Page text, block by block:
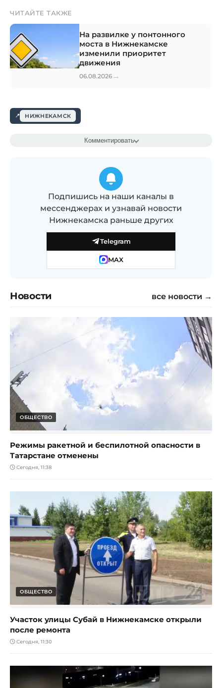
ЧИТАЙТЕ ТАКЖЕ
На развилке у понтонного
моста в Нижнекамске
изменили приоритет
движения
06.08.2026 →
НИЖНЕКАМСК
Комментировать
Подпишись на наши каналы в
мессенджерах и узнавай новости
Нижнекамска раньше других
Telegram
MAX
Новости все новости →
ОБЩЕСТВО
Режимы ракетной и беспилотной опасности в
Татарстане отменены
Сегодня, 11:38
ОБЩЕСТВО
Участок улицы Субай в Нижнекамске открыли
после ремонта
Сегодня, 11:30